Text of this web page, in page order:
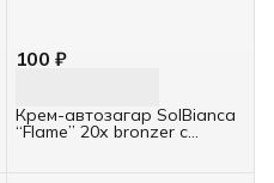
100 ₽
Крем-автозагар SolBianca
“Flame” 20х bronzer с